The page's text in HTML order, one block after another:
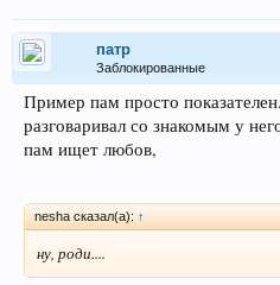
патр
Заблокированные
Пример пам просто
разговаривал со знакомым у
пам ищет любов,
nesha сказал(а): ↑
ну, роди....